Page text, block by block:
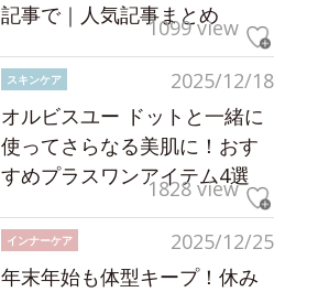
記事で｜人気記事まとめ
1099 view
2025/12/18
スキンケア
オルビスユー ドットと一緒に
使ってさらなる美肌に！おす
すめプラスワンアイテム4選
1828 view
2025/12/25
インナーケア
年末年始も体型キープ！休み